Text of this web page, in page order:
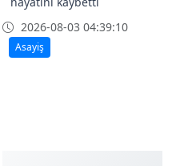
2026-08-03 04:39:10
Asayiş